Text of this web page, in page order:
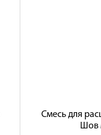
Смесь для
Шов